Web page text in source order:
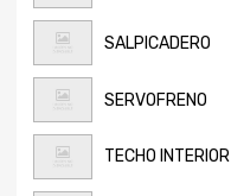
SALPICADERO
SERVOFRENO
TECHO INTERIOR